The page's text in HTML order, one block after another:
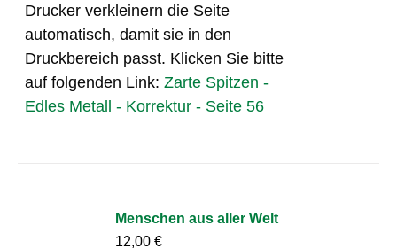
Drucker verkleinern die Seite
automatisch, damit sie in den
Druckbereich passt. Klicken Sie bitte
auf folgenden Link:Zarte Spitzen -
Edles Metall - Korrektur - Seite 56
Menschen aus aller Welt
12,00€